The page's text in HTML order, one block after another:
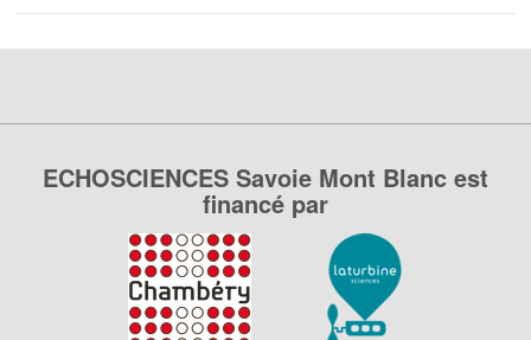
ECHOSCIENCES Savoie Mont Blanc est
financé par